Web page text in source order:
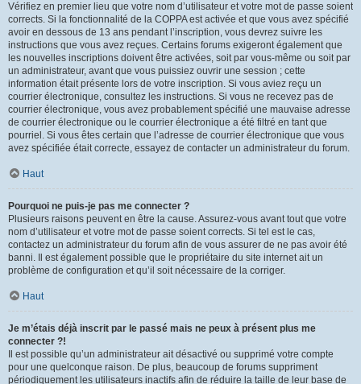
Vérifiez en premier lieu que votre nom d’utilisateur et votre mot de passe soient
corrects. Si la fonctionnalité de la COPPA est activée et que vous avez spécifié
avoir en dessous de 13 ans pendant l’inscription, vous devrez suivre les
instructions que vous avez reçues. Certains forums exigeront également que
les nouvelles inscriptions doivent être activées, soit par vous-même ou soit par
un administrateur, avant que vous puissiez ouvrir une session ; cette
information était présente lors de votre inscription. Si vous aviez reçu un
courrier électronique, consultez les instructions. Si vous ne recevez pas de
courrier électronique, vous avez probablement spécifié une mauvaise adresse
de courrier électronique ou le courrier électronique a été filtré en tant que
pourriel. Si vous êtes certain que l’adresse de courrier électronique que vous
avez spécifiée était correcte, essayez de contacter un administrateur du forum.
Haut
Pourquoi ne puis-je pas me connecter ?
Plusieurs raisons peuvent en être la cause. Assurez-vous avant tout que votre
nom d’utilisateur et votre mot de passe soient corrects. Si tel est le cas,
contactez un administrateur du forum afin de vous assurer de ne pas avoir été
banni. Il est également possible que le propriétaire du site internet ait un
problème de configuration et qu’il soit nécessaire de la corriger.
Haut
Je m’étais déjà inscrit par le passé mais ne peux à présent plus me
connecter ?!
Il est possible qu’un administrateur ait désactivé ou supprimé votre compte
pour une quelconque raison. De plus, beaucoup de forums suppriment
périodiquement les utilisateurs inactifs afin de réduire la taille de leur base de